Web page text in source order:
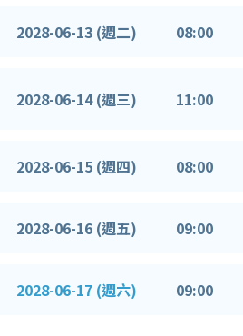
2028-06-13 (週二) 08:00
2028-06-14 (週三) 11:00
2028-06-15 (週四) 08:00
2028-06-16 (週五) 09:00
2028-06-17 (週六) 09:00